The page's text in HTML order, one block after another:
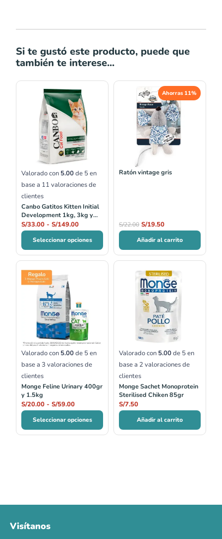
Si te gustó este producto, puede que
también te interese...
Valorado con 5.00de 5 en
base a 11 valoraciones de
clientes
Canbo Gatitos Kitten Initial
Development 1kg, 3kg y
7kg
S/33.00 - S/149.00
de
precios:
desde
S/33.00
hasta
S/149.00
Seleccionar opciones
Ahorras 11%
Ratón vintage gris
S/22.00
El
precio
original
era:
S/22.00.
S/19.50
El
precio
actual
es:
S/19.50.
Añadir al carrito
Valorado con 5.00de 5 en
base a 3 valoraciones de
clientes
Monge Feline Urinary 400gr
y 1.5kg
S/20.00 - S/59.00
desde
S/20.00
hasta
S/59.00
Seleccionar opciones
Valorado con 5.00de 5 en
base a 2 valoraciones de
clientes
Monge Sachet Monoprotein
Sterilised Chiken 85gr
S/7.50
Añadir al carrito
Visítanos